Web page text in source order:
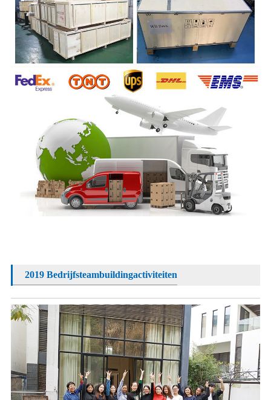
2019 Bedrijfsteambuildingactiviteiten